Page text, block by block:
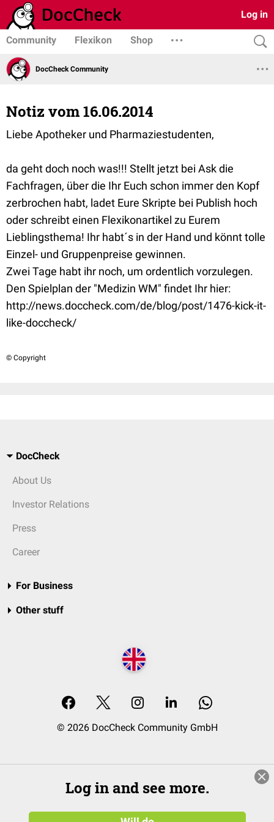
Log in
Community Flexikon Shop
DocCheck Community
Notiz vom 16.06.2014
Liebe Apotheker und Pharmaziestudenten,
da geht doch noch was!!! Stellt jetzt bei Ask die
Fachfragen, über die Ihr Euch schon immer den Kopf
zerbrochen habt, ladet Eure Skripte bei Publish hoch
oder schreibt einen Flexikonartikel zu Eurem
Lieblingsthema! Ihr habt´s in der Hand und könnt tolle
Einzel- und Gruppenpreise gewinnen.
Zwei Tage habt ihr noch, um ordentlich vorzulegen.
Den Spielplan der "Medizin WM" findet Ihr hier:
http://news.doccheck.com/de/blog/post/1476-kick-it-
like-doccheck/
© Copyright
DocCheck
About Us
Investor Relations
Press
Career
For Business
Other stuff
© 2026 DocCheck Community GmbH
Log in and see more.